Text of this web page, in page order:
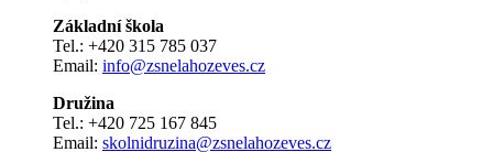
Základní škola
Tel.: +420 315 785 037
Email: info@zsnelahozeves.cz
Družina
Tel.: +420 725 167 845
Email: skolnidruzina@zsnelahozeves.cz